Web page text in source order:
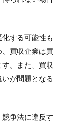
する可能性も
買収企業は買
。また、買収
が問題となる
争法に違反す